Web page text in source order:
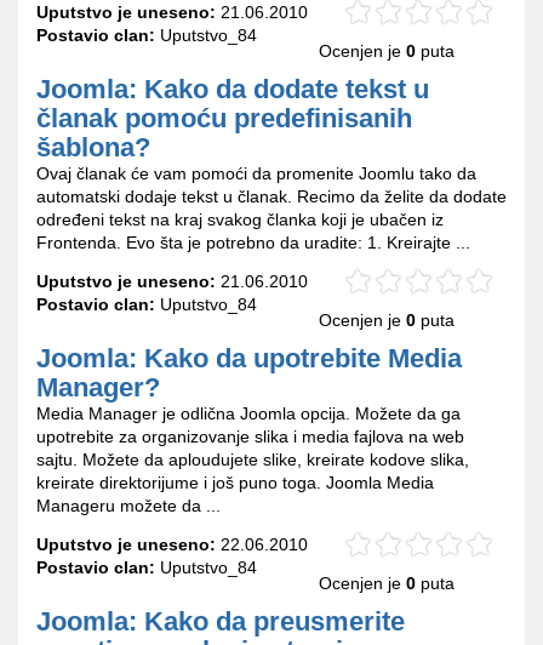
Uputstvo je uneseno: 21.06.2010
Postavio clan: Uputstvo_84
Ocenjen je 0 puta
Joomla: Kako da dodate tekst u
članak pomoću predefinisanih
šablona?
Ovaj članak će vam pomoći da promenite Joomlu tako da
automatski dodaje tekst u članak. Recimo da želite da dodate
određeni tekst na kraj svakog članka koji je ubačen iz
Frontenda. Evo šta je potrebno da uradite: 1. Kreirajte ...
Uputstvo je uneseno: 21.06.2010
Postavio clan: Uputstvo_84
Ocenjen je 0 puta
Joomla: Kako da upotrebite Media
Manager?
Media Manager je odlična Joomla opcija. Možete da ga
upotrebite za organizovanje slika i media fajlova na web
sajtu. Možete da aploudujete slike, kreirate kodove slika,
kreirate direktorijume i još puno toga. Joomla Media
Manageru možete da ...
Uputstvo je uneseno: 22.06.2010
Postavio clan: Uputstvo_84
Ocenjen je 0 puta
Joomla: Kako da preusmerite